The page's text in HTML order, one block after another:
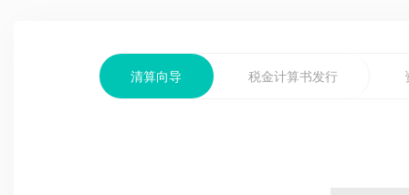
清算向导 税金计算书发行